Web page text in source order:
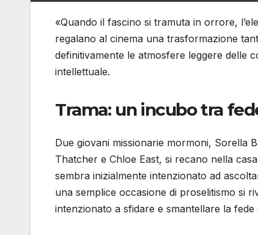
«Quando il fascino si tramuta in orrore,
regalano al cinema una trasformazione
definitivamente le atmosfere leggere delle
intellettuale.
Trama: un incubo tra
Due giovani missionarie mormoni, Sorella
Thatcher e Chloe East, si recano nella
sembra inizialmente intenzionato ad
una semplice occasione di proselitismo si
intenzionato a sfidare e smantellare la